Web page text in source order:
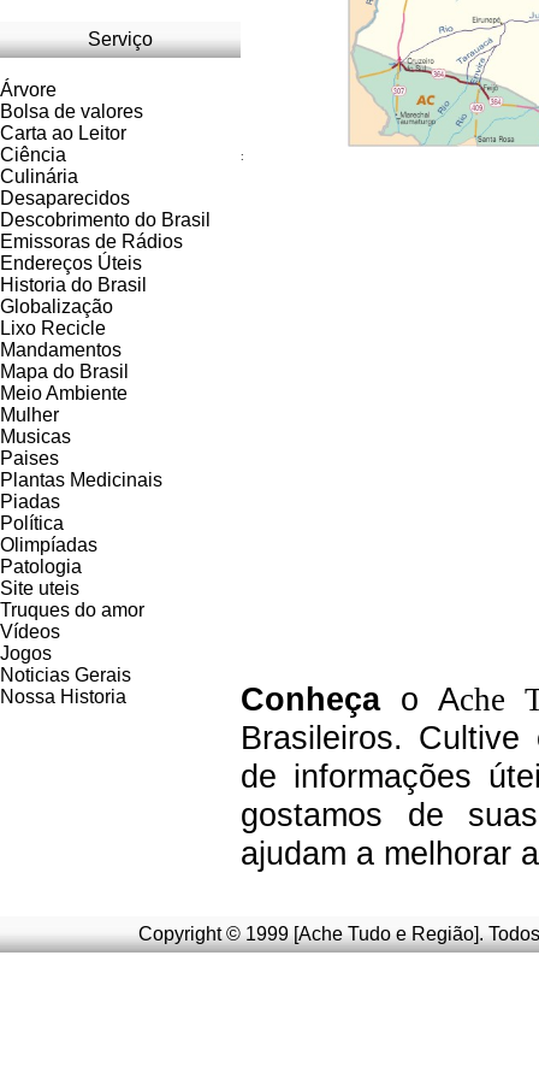
Serviço
Árvore
Bolsa de valores
Carta ao Leitor
Ciência
Culinária
Desaparecidos
Descobrimento do Brasil
Emissoras de Rádios
Endereços Úteis
Historia do Brasil
Globalização
Lixo Recicle
Mandamentos
Mapa do Brasil
Meio Ambiente
Mulher
Musicas
Paises
Plantas Medicinais
Piadas
Política
Olimpíadas
Patologia
Site uteis
Truques do amor
Vídeos
Jogos
Noticias Gerais
Nossa Historia
:
Conheçao Ache
Brasileiros.
de informações
gostamos de
ajudam a melhorar
Copyright © 1999 [Ache Tudo e Região].